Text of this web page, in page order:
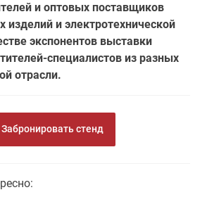
и оптовых поставщиков
изделий и электротехнической
экспонентов выставки
специалистов из разных
отрасли.
Забронировать стенд